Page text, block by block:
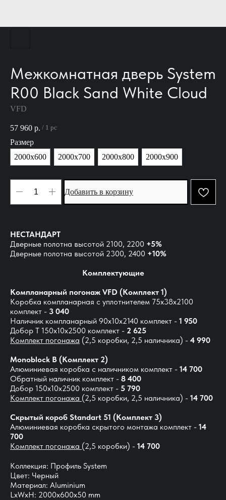
Межкомнатная дверь System
R00 Black Sand White Cloud
VFD
57 960 р. / 1 pc
Размер
2000х600
2000х700 2000х800 2000х900
Добавить в корзину
НЕСТАНДАРТ
Дверные полотна высотой 2100, 2200 +5%
Дверные полотна высотой 2300, 2400 +10%
Комплектующие
Компланарный погонаж VFD (Комплект 1)
Коробка компланарная с уплотнителем 75х38х2100
комплект - 3 040
Наличник компланарный 90х10х2140 комплект - 1 950
Добор Т 150х10х2500 комплект - 2 625
Комплект погонажа (2,5 коробки, 2,5 наличника) - 4 990
Monoblock B (Комплект 2)
Алюминиевая коробка c наличником комплект - 14 700
Обратный наличник комплект - 8 400
Добор 150х10х2500 комплект - 5 790
Комплект погонажа (2,5 коробки, 2,5 наличника) - 14 700
Скрытый короб Standart 51 (Комплект 3)
Алюминиевая коробка скрытого монтажа комплект - 14
700
Комплект погонажа (2,5 коробки) - 14 700
Коллекция: Профиль System
Цвет: Черный
Материал: Aluminium
LxWxH: 2000x600x50 mm